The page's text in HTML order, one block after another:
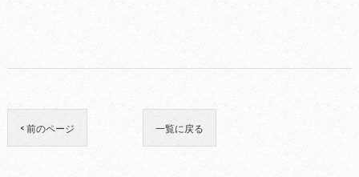
< 前のページ 一覧に戻る